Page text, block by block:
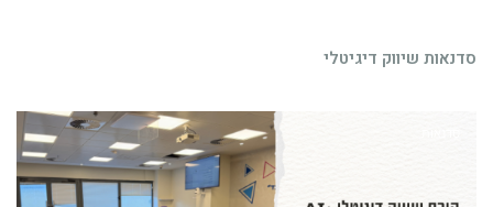
סדנאות שיווק דיגיטלי